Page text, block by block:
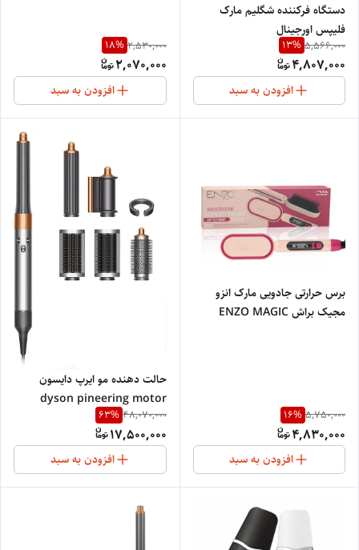
دستگاه فرکننده شگلیم مارک
فلیپس اورجینال
5,566,000
13%
4,807,000
افزودن به سبد
2,530,000
18%
2,070,000
افزودن به سبد
برس حرارتی جادویی مارک انزو
مجیک براش ENZO MAGIC
5,750,000
16%
4,830,000
افزودن به سبد
حالت دهنده مو ایرپ دایسون
dyson pineering motor
technology HS05
48,070,000
63%
17,500,000
افزودن به سبد